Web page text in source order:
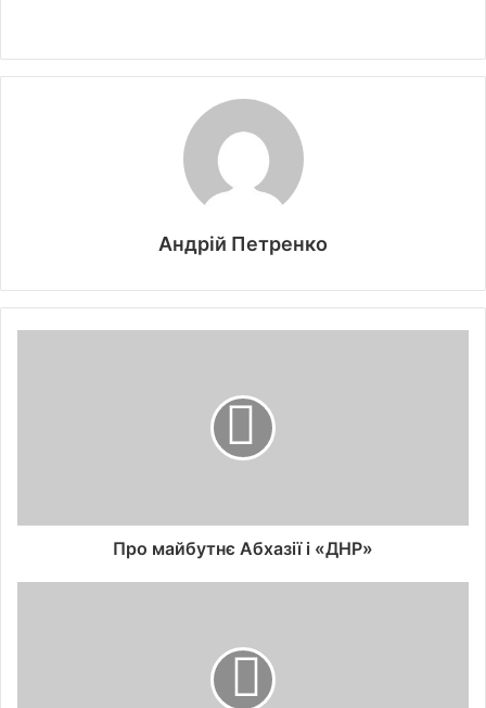
Андрій Петренко
Про майбутнє Абхазії і «ДНР»